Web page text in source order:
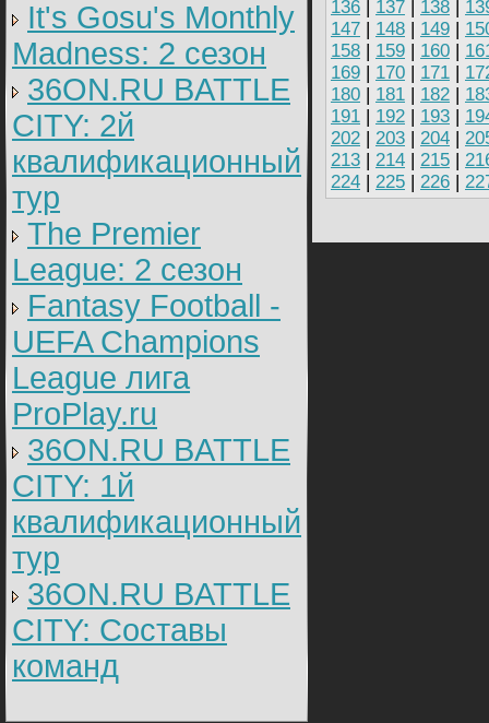
It's Gosu's Monthly
Madness: 2 сезон
36ON.RU BATTLE
CITY: 2й
квалификационный
тур
The Premier
League: 2 cезон
Fantasy Football -
UEFA Champions
League лига
ProPlay.ru
36ON.RU BATTLE
CITY: 1й
квалификационный
тур
36ON.RU BATTLE
CITY: Составы
команд
136 | 137 | 138 |
147 | 148 | 149 |
158 | 159 | 160 |
169 | 170 | 171 |
180 | 181 | 182 |
191 | 192 | 193 |
202 | 203 | 204 |
213 | 214 | 215 |
224 | 225 | 226 |